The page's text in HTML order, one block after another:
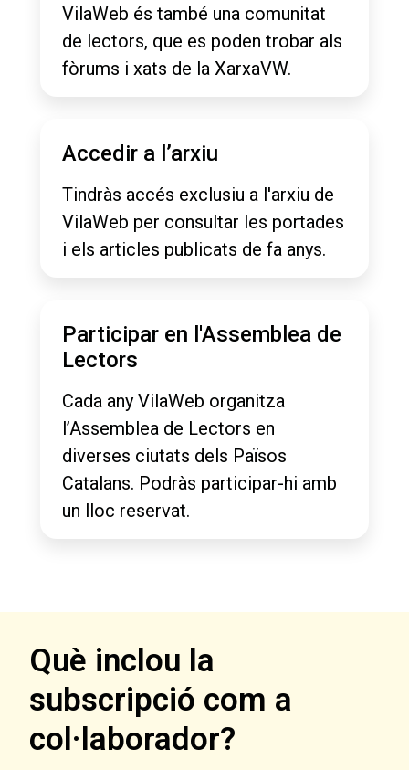
VilaWeb és també una comunitat
de lectors, que es poden trobar als
fòrums i xats de la XarxaVW.
Accedir a l’arxiu
Tindràs accés exclusiu a l'arxiu de
VilaWeb per consultar les portades
i els articles publicats de fa anys.
Participar en l'Assemblea de
Lectors
Cada any VilaWeb organitza
l’Assemblea de Lectors en
diverses ciutats dels Països
Catalans. Podràs participar-hi amb
un lloc reservat.
Què inclou la
subscripció com a
col·laborador?